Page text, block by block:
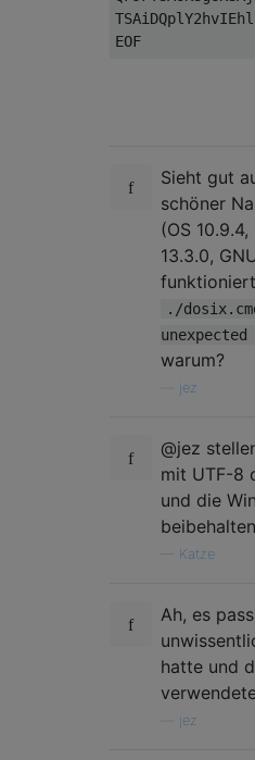
Sieht gut
schöner
(OS
13.3.0,
./
warum?
jez
@jez
mit UTF-8
und die
Katze
Ah, es
hatte und
jez